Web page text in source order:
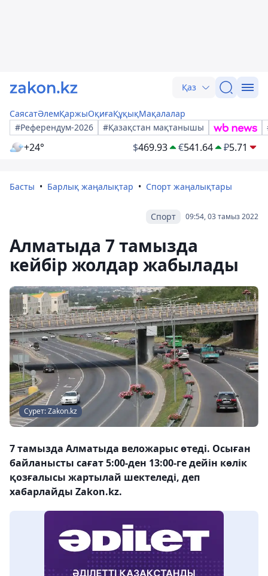
Қаз
СаясатӘлемҚаржыОқиғаҚұқықМақалалар
#Референдум-2026
#Қазақстан мақтанышы
+24° $469.93 €541.64 ₽5.71
Басты Барлық жаңалықтар Спорт жаңалықтары
09:54, 03 тамыз 2022
Спорт
Алматыда 7 тамызда
кейбір жолдар жабылады
Сурет: Zakon.kz
7 тамызда Алматыда веложарыс өтеді. Осыған
байланысты сағат 5:00-ден 13:00-ге дейін көлік
қозғалысы жартылай шектеледі, деп
хабарлайды Zakon.kz.